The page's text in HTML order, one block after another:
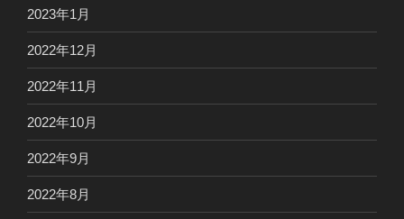
2023年1月
2022年12月
2022年11月
2022年10月
2022年9月
2022年8月